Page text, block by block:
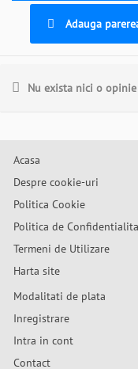
Adauga
Nu exista nici o
Acasa
Despre cookie-uri
Politica Cookie
Politica de
Termeni de Utilizare
Harta site
Modalitati de plata
Inregistrare
Intra in cont
Contact